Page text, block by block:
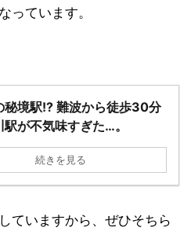
っています。
秘境駅!? 難波から徒歩30分
が不気味すぎた…。
続きを見る
ていますから、ぜひそちら